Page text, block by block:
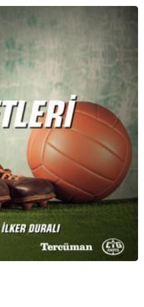
uzman isimleriyle